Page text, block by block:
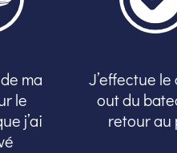
ma
le
j’ai
J’effectue
out du
retour au